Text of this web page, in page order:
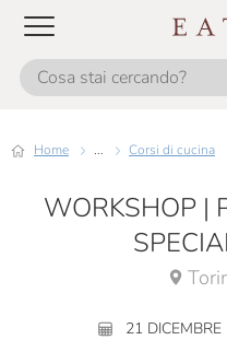
Home ... Corsi di cucina
WORKSHOP |
21